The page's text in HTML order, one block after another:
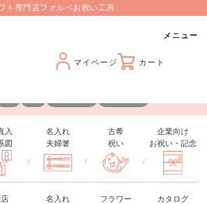
ト専門店ファルベお祝い工房
マイページ カート
入
図
/
名入れ
夫婦箸
/
古希
祝い
/
企業向け
お祝い・記念
名入れ
フラワー
カタログ